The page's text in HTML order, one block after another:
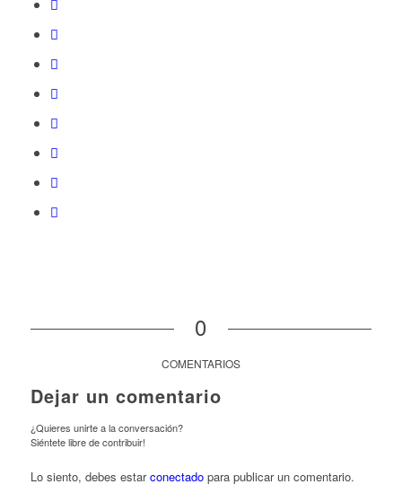
0
COMENTARIOS
Dejar un comentario
¿Quieres unirte a la conversación?
Siéntete libre de contribuir!
Lo siento, debes estarconectadopara publicar un comentario.